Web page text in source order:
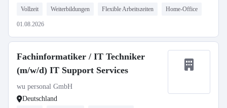
Vollzeit Weiterbildungen Flexible Arbeitszeiten Home-Office
01.08.2026
Fachinformatiker / IT Techniker
(m/w/d) IT Support Services
wu personal GmbH
Deutschland